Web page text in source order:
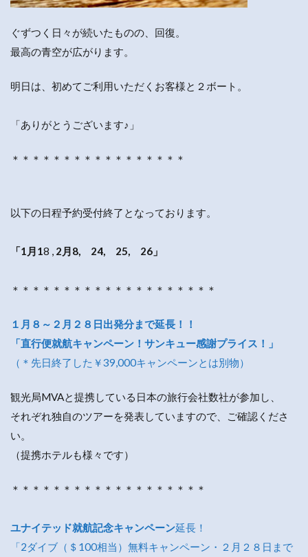
ぐずつく日々が続いたものの、回復。
最高の青空が広がります。
明日は、初めてご利用いただくお客様と２ボート。
「ありがとうございます♪」
＊＊＊＊＊＊＊＊＊＊＊＊＊＊＊＊＊
以下の日程予約受付終了となっております。
「1月18 , 2月8, 24, 25, 26」
＊＊＊＊＊＊＊＊＊＊＊＊＊＊＊＊＊＊＊＊
１月８～２月２８日出発分まで延長！！
「直行便就航キャンペーン！サンキュー感謝プライス！」
（＊先日終了した￥39,000キャンペーンとは別物）
観光局MVAと提携している日本の旅行会社数社が参加し、
それぞれ独自のツアーを発表していますので、ご確認くださ
い。
（提携ホテルも様々です）
＊＊＊＊＊＊＊＊＊＊＊＊＊＊＊＊＊＊＊
ユナイテッド就航記念キャンペーン延長！
「2ダイブ（＄100相当）無料キャンペーン・２月２８日まで